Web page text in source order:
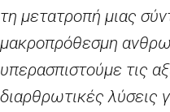
τη μετατροπή μιας
μακροπρόθεσμη
υπερασπιστούμε τις
διαρθρωτικές λύσεις